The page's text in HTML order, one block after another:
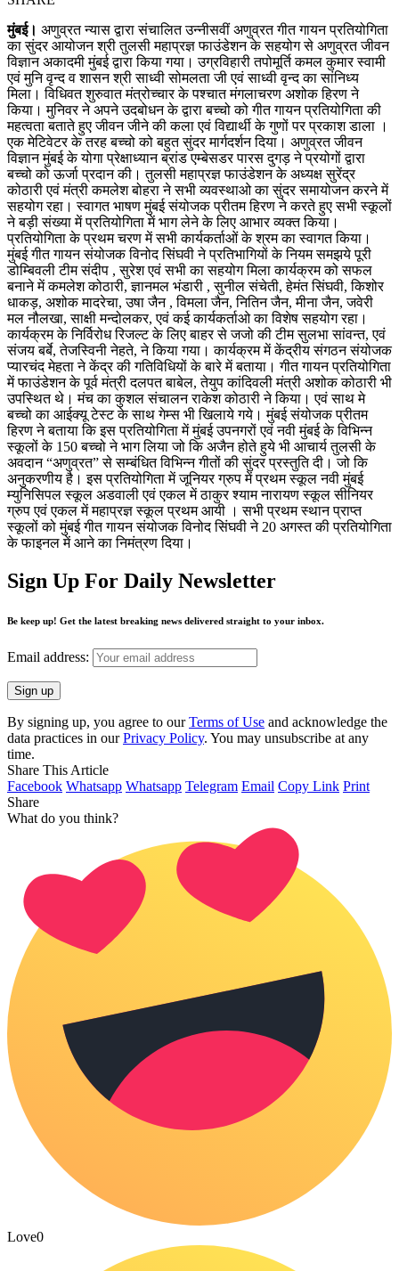
मुंबई। अणुव्रत न्यास द्वारा संचालित उन्नीसवीं अणुव्रत गीत गायन प्रतियोगिता
का सुंदर आयोजन श्री तुलसी महाप्रज्ञ फाउंडेशन के सहयोग से अणुव्रत जीवन
विज्ञान अकादमी मुंबई द्वारा किया गया। उग्रविहारी तपोमूर्ति कमल कुमार स्वामी
एवं मुनि वृन्द व शासन श्री साध्वी सोमलता जी एवं साध्वी वृन्द का सांनिध्य
मिला। विधिवत शुरुवात मंत्रोच्चार के पश्चात मंगलाचरण अशोक हिरण ने
किया। मुनिवर ने अपने उदबोधन के द्वारा बच्चो को गीत गायन प्रतियोगिता की
महत्वता बताते हुए जीवन जीने की कला एवं विद्यार्थी के गुणों पर प्रकाश डाला ।
एक मेटिवेटर के तरह बच्चो को बहुत सुंदर मार्गदर्शन दिया। अणुव्रत जीवन
विज्ञान मुंबई के योगा प्रेक्षाध्यान ब्रांड एम्बेसडर पारस दुगड़ ने प्रयोगों द्वारा
बच्चो को ऊर्जा प्रदान की। तुलसी महाप्रज्ञ फाउंडेशन के अध्यक्ष सुरेंद्र
कोठारी एवं मंत्री कमलेश बोहरा ने सभी व्यवस्थाओ का सुंदर समायोजन करने में
सहयोग रहा। स्वागत भाषण मुंबई संयोजक प्रीतम हिरण ने करते हुए सभी स्कूलों
ने बड़ी संख्या में प्रतियोगिता में भाग लेने के लिए आभार व्यक्त किया।
प्रतियोगिता के प्रथम चरण में सभी कार्यकर्ताओं के श्रम का स्वागत किया।
मुंबई गीत गायन संयोजक विनोद सिंघवी ने प्रतिभागियों के नियम समझये पूरी
डोम्बिवलीटीम संदीप , सुरेश एवं सभी का सहयोग मिला कार्यक्रम को सफल
बनाने में कमलेश कोठारी, ज्ञानमल भंडारी , सुनील संचेती, हेमंत सिंघवी, किशोर
धाकड़, अशोक मादरेचा, उषा जैन , विमला जैन, नितिन जैन, मीना जैन, जवेरी
मल नौलखा, साक्षी मन्दोलकर, एवं कई कार्यकर्ताओ का विशेष सहयोग रहा।
कार्यक्रम के निर्विरोध रिजल्ट के लिए बाहर से जजो की टीम सुलभा सांवन्त, एवं
संजय बर्बे, तेजस्विनी नेहते, ने किया गया। कार्यक्रम में केंद्रीय संगठन संयोजक
प्यारचंद मेहता ने केंद्र की गतिविधियों के बारे में बताया। गीत गायन प्रतियोगिता
में फाउंडेशन के पूर्व मंत्री दलपत बाबेल, तेयुप कांदिवली मंत्री अशोक कोठारी भी
उपस्थित थे। मंच का कुशल संचालन राकेश कोठारी ने किया। एवं साथ मे
बच्चो का आईक्यू टेस्ट के साथ गेम्स भी खिलाये गये। मुंबई संयोजक प्रीतम
हिरण ने बताया कि इस प्रतियोगिता में मुंबई उपनगरों एवं नवी मुंबई के विभिन्न
स्कूलों के 150 बच्चो ने भाग लिया जो कि अजैन होते हुये भी आचार्य तुलसी के
अवदान “अणुव्रत” से सम्बंधित विभिन्न गीतों की सुंदर प्रस्तुति दी। जो कि
अनुकरणीय है। इस प्रतियोगिता में जूनियर ग्रुप में प्रथम स्कूल नवी मुंबई
म्युनिसिपल स्कूल अडवाली एवं एकल में ठाकुर श्याम नारायण स्कूल सीनियर
ग्रुप एवं एकल में महाप्रज्ञ स्कूल प्रथम आयी । सभी प्रथम स्थान प्राप्त
स्कूलों को मुंबई गीत गायन संयोजक विनोद सिंघवी ने 20 अगस्त की प्रतियोगिता
के फाइनल में आने का निमंत्रण दिया।
Sign Up For Daily Newsletter
Be keep up! Get the latest breaking news delivered straight to your inbox.
Email address:
By signing up, you agree to ourTerms of Use and acknowledge the
data practices in ourPrivacy Policy. You may unsubscribe at any
time.
Share This Article
Facebook Whatsapp Whatsapp Telegram Email Copy Link Print
Share
What do you think?
Love0